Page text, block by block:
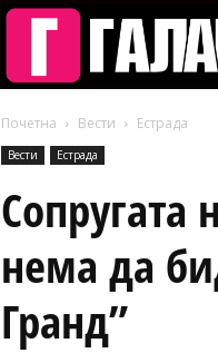
Почетна Вести Естрада
Вести Естрада
нема да
Гранд”